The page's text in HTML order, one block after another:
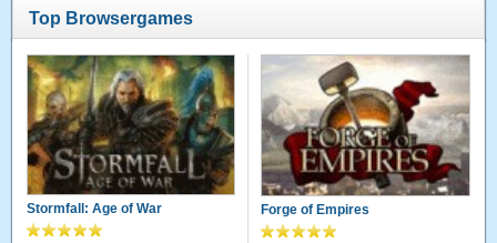
Top Browsergames
Stormfall: Age of War Forge of Empires